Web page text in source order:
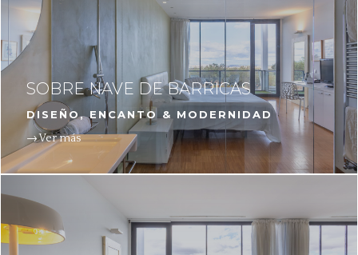
SOBRE NAVE DE BARRICAS
DISEÑO, ENCANTO & MODERNIDAD
→ Ver más